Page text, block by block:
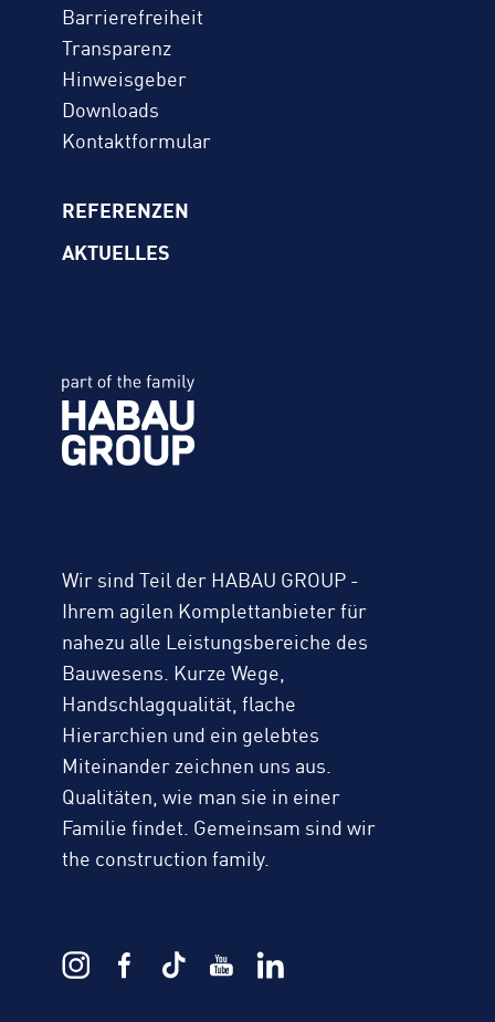
Wir sind Teil der HABAU GROUP -
Ihrem agilen Komplettanbieter für
nahezu alle Leistungsbereiche des
Bauwesens. Kurze Wege,
Handschlagqualität, flache
Hierarchien und ein gelebtes
Miteinander zeichnen uns aus.
Qualitäten, wie man sie in einer
Familie findet. Gemeinsam sind wir
the construction family.
REFERENZEN
AKTUELLES
Barrierefreiheit
Transparenz
Hinweisgeber
Downloads
Kontaktformular